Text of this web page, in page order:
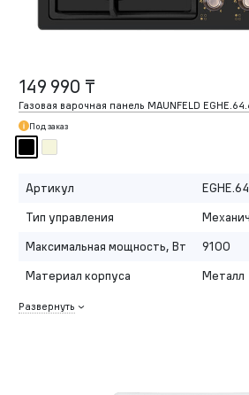
149 990 ₸
Газовая варочная панель MAUNFELD
Под заказ
Артикул
Тип управления
Максимальная мощность, Вт
9100
Материал корпуса
Металл
Развернуть